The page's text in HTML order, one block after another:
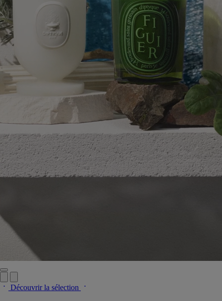
Découvrir la sélection